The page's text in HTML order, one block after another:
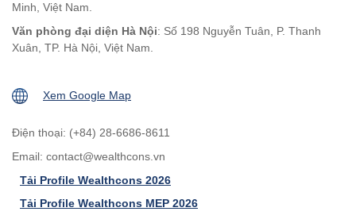
Minh, Việt Nam.
Văn phòng đại diện Hà Nội: Số 198 Nguyễn Tuân, P. Thanh
Xuân, TP. Hà Nội, Việt Nam.
Xem Google Map
Điện thoại: (+84) 28-6686-8611
Email: contact@wealthcons.vn
Tải Profile Wealthcons 2026
Tải Profile Wealthcons MEP 2026